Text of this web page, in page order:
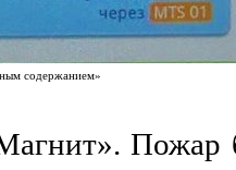
содержанием»
Пожар